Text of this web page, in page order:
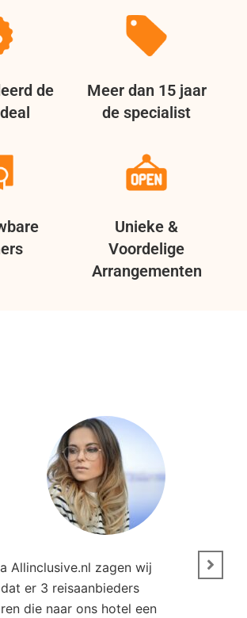
de
Meer dan 15 jaar
de specialist
Unieke &
Voordelige
Arrangementen
Allinclusive.nl zagen wij
dat er 3 reisaanbieders
die naar ons hotel een